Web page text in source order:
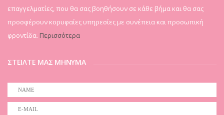
επαγγελματίες, που θα σας βοηθήσουν σε κάθε βήμα και θα σας
προσφέρουν κορυφαίες υπηρεσίες με συνέπεια και προσωπική
φροντίδα. Περισσότερα
ΣΤΕΙΛΤΕ ΜΑΣ ΜΗΝΥΜΑ